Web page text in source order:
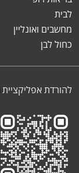
לבית
מחשבים ואונליין
כחול לבן
להורדת אפליקציית